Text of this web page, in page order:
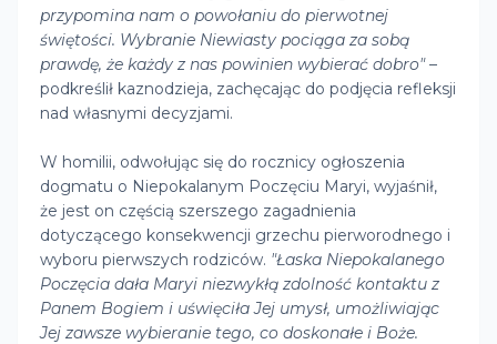
przypomina nam o powołaniu do pierwotnej
świętości. Wybranie Niewiasty pociąga za sobą
prawdę, że każdy z nas powinien wybierać dobro"–
podkreślił kaznodzieja, zachęcając do podjęcia refleksji
nad własnymi decyzjami.
W homilii, odwołując się do rocznicy ogłoszenia
dogmatu o Niepokalanym Poczęciu Maryi, wyjaśnił,
że jest on częścią szerszego zagadnienia
dotyczącego konsekwencji grzechu pierworodnego i
wyboru pierwszych rodziców. "Łaska Niepokalanego
Poczęcia dała Maryi niezwykłą zdolność kontaktu z
Panem Bogiem i uświęciła Jej umysł, umożliwiając
Jej zawsze wybieranie tego, co doskonałe i Boże.